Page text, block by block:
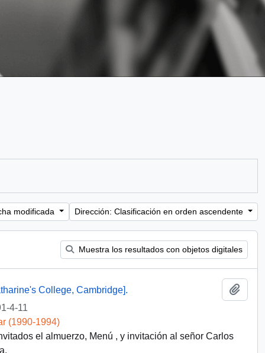
modificada Dirección: Clasificación en orden ascendente
Muestra los resultados con objetos digitales
College, Cambridge].
4-11
(1990-1994)
el almuerzo, Menú , y invitación al señor Carlos